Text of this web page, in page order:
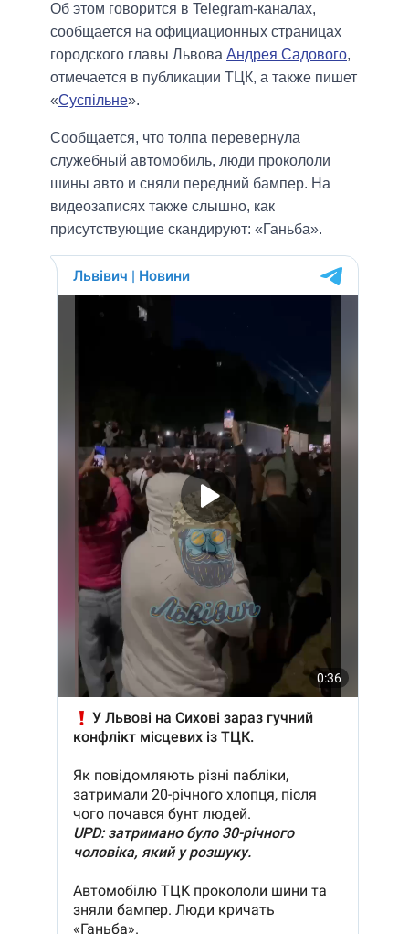
Об этом говорится в Telegram-каналах,
сообщается на официационных страницах
городского главы Львова Андрея Садового,
отмечается в публикации ТЦК, а также пишет
«Суспільне».
Сообщается, что толпа перевернула
служебный автомобиль, люди прокололи
шины авто и сняли передний бампер. На
видеозаписях также слышно, как
присутствующие скандируют: «Ганьба».